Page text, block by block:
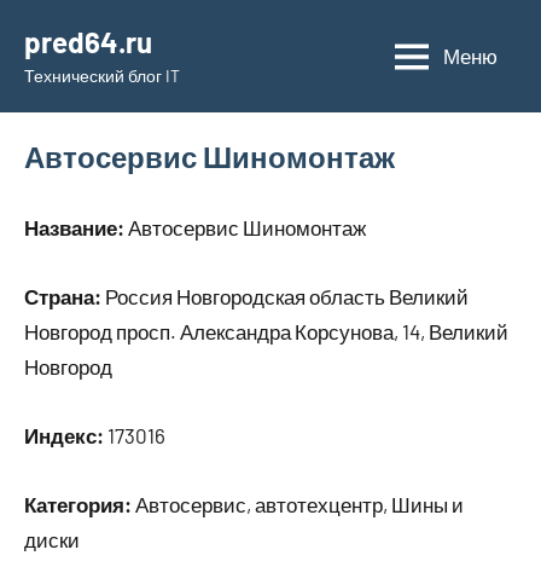
содержимому
pred64.ru
Технический блог IT
Меню
Автосервис Шиномонтаж
Название: Автосервис Шиномонтаж
Страна: Россия Новгородская область Великий
Новгород просп. Александра Корсунова, 14, Великий
Новгород
Индекс: 173016
Категория: Автосервис, автотехцентр, Шины и
диски